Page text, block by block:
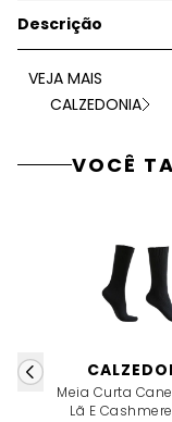
Descrição
VEJA MAIS
CALZEDONIA
VOCÊ
Meia Curta
Lã E